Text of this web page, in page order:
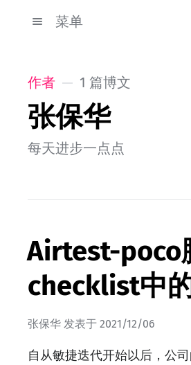
菜单
作者 1 篇博文
张保华
每天进步一点点
Airtest-poco
checklist中
张保华 发表于 2021/12/06
自从敏捷迭代开始以后，公